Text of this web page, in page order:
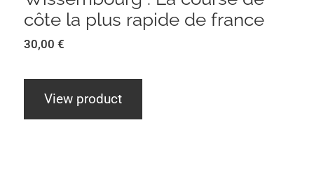
côte la plus rapide de france
30,00€
View product